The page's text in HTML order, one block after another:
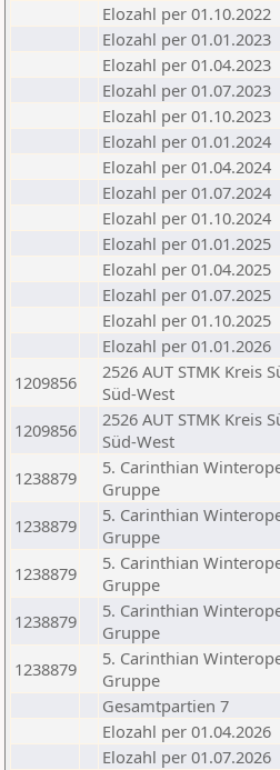
Elozahl per 01.10.2022
Elozahl per 01.01.2023
Elozahl per 01.04.2023
Elozahl per 01.07.2023
Elozahl per 01.10.2023
Elozahl per 01.01.2024
Elozahl per 01.04.2024
Elozahl per 01.07.2024
Elozahl per 01.10.2024
Elozahl per 01.01.2025
Elozahl per 01.04.2025
Elozahl per 01.07.2025
Elozahl per 01.10.2025
Elozahl per 01.01.2026
1209856
2526 AUT STMK Kreis
Süd-West
1209856
2526 AUT STMK Kreis
Süd-West
1238879
5. Carinthian
Gruppe
1238879
5. Carinthian
Gruppe
1238879
5. Carinthian
Gruppe
1238879
5. Carinthian
Gruppe
1238879
5. Carinthian
Gruppe
Gesamtpartien 7
Elozahl per 01.04.2026
Elozahl per 01.07.2026